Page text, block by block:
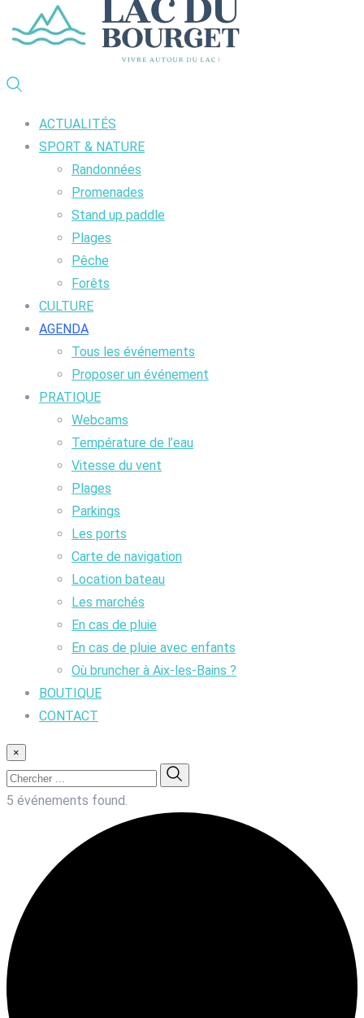
ACTUALITÉS
SPORT & NATURE
Randonnées
Promenades
Stand up paddle
Plages
Pêche
Forêts
CULTURE
AGENDA
Tous les événements
Proposer un événement
PRATIQUE
Webcams
Température de l’eau
Vitesse du vent
Plages
Parkings
Les ports
Carte de navigation
Location bateau
Les marchés
En cas de pluie
En cas de pluie avec enfants
Où bruncher à Aix-les-Bains ?
BOUTIQUE
CONTACT
×
5 événements found.